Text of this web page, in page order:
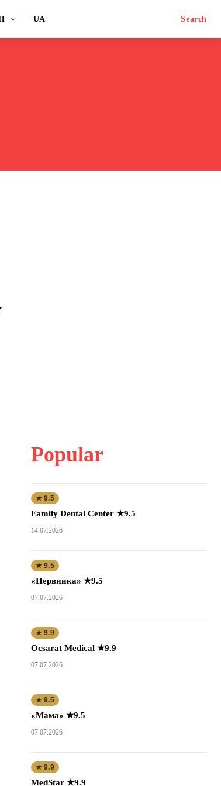
UA Search
Popular
★ 9.5
Family Dental Center ★9.5
14.07.2026
★ 9.5
«Первинка» ★9.5
07.07.2026
★ 9.9
Ocsarat Medical ★9.9
07.07.2026
★ 9.5
«Мама» ★9.5
07.07.2026
★ 9.9
MedStar ★9.9